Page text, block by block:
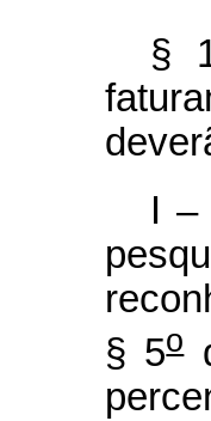
§
I –
§ 5o